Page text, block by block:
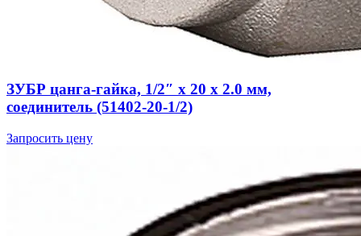
ЗУБР цанга-гайка, 1/2″ х 20 х 2.0 мм,
соединитель (51402-20-1/2)
Запросить цену